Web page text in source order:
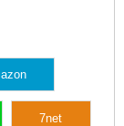
7net